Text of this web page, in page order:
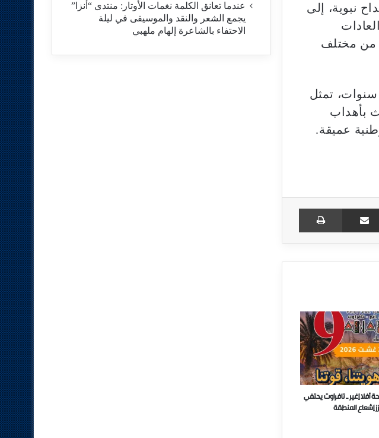
نبوية، إلى
من مختلف
سنوات، تمثل
بأهداب
عميقة.
Share via Email
Print
أفلا إغير ـ تافراوت يحتفي
إشعاع المنطقة
​عندما تعانق الكلمة نغمات الأوتار: منتدى “أنزا”
يجمع الشعر والنقد والموسيقى في ليلة
الاحتفاء بالشاعرة إلهام ملهبي